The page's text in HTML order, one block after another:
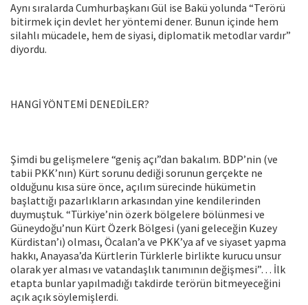
Aynı sıralarda Cumhurbaşkanı Gül ise Bakü yolunda “Terörü
bitirmek için devlet her yöntemi dener. Bunun içinde hem
silahlı mücadele, hem de siyasi, diplomatik metodlar vardır”
diyordu.
HANGİ YÖNTEMİ DENEDİLER?
Şimdi bu gelişmelere “geniş açı”dan bakalım. BDP’nin (ve
tabii PKK’nın) Kürt sorunu dediği sorunun gerçekte ne
olduğunu kısa süre önce, açılım sürecinde hükümetin
başlattığı pazarlıkların arkasından yine kendilerinden
duymuştuk. “Türkiye’nin özerk bölgelere bölünmesi ve
Güneydoğu’nun Kürt Özerk Bölgesi (yani geleceğin Kuzey
Kürdistan’ı) olması, Öcalan’a ve PKK’ya af ve siyaset yapma
hakkı, Anayasa’da Kürtlerin Türklerle birlikte kurucu unsur
olarak yer alması ve vatandaşlık tanımının değişmesi”… İlk
etapta bunlar yapılmadığı takdirde terörün bitmeyeceğini
açık açık söylemişlerdi.